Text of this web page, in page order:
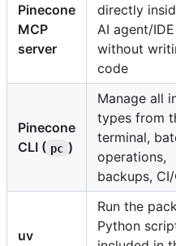
Pinecone
MCP
server
directly
AI agent/IDE
without
code
Pinecone
CLI ( pc )
Manage all
types from
terminal,
operations,
backups,
uv
Run the
Python